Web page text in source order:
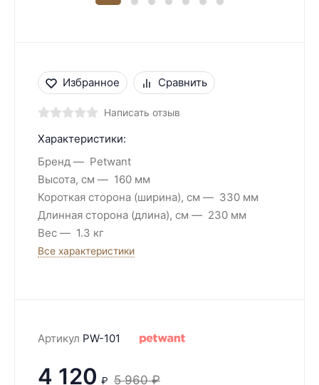
Избранное Сравнить
Написать отзыв
Характеристики:
Бренд
Petwant
Высота, см
160 мм
Короткая сторона (ширина), см
330 мм
Длинная сторона (длина), см
230 мм
Вес
1.3 кг
Все характеристики
Артикул PW-101
4 120 ₽ 5 960 ₽